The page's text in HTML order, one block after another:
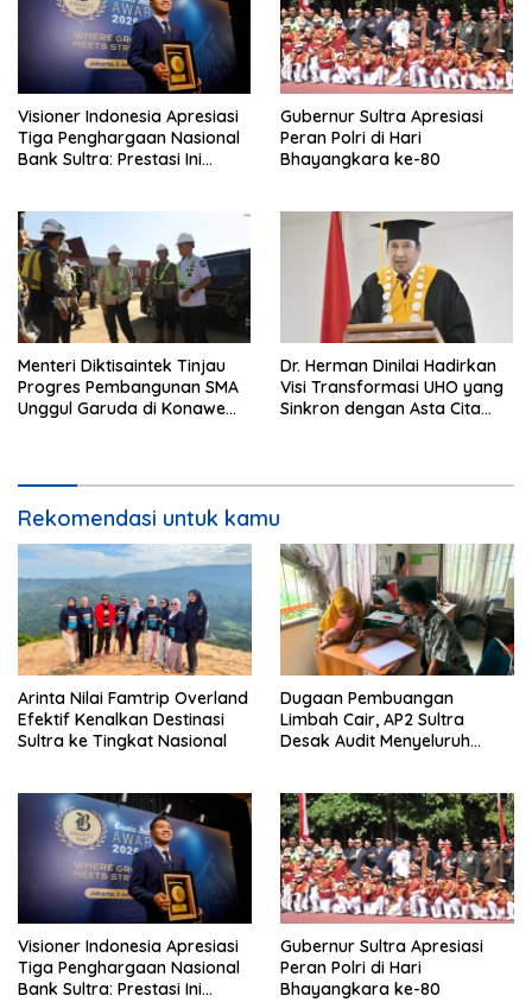
Visioner Indonesia Apresiasi
Tiga Penghargaan Nasional
Bank Sultra: Prestasi Ini
Andri Permana
Gubernur Sultra Apresiasi
Peran Polri di Hari
Bhayangkara ke-80
Menteri Diktisaintek Tinjau
Progres Pembangunan SMA
Unggul Garuda di Konawe
Dr. Herman Dinilai Hadirkan
Visi Transformasi UHO yang
Sinkron dengan Asta Cita
Rekomendasi untuk kamu
Arinta Nilai Famtrip Overland
Efektif Kenalkan Destinasi
Sultra ke Tingkat Nasional
Dugaan Pembuangan
Limbah Cair, AP2 Sultra
Desak Audit Menyeluruh
Hukum
Visioner Indonesia Apresiasi
Tiga Penghargaan Nasional
Bank Sultra: Prestasi Ini
Gubernur Sultra Apresiasi
Peran Polri di Hari
Bhayangkara ke-80